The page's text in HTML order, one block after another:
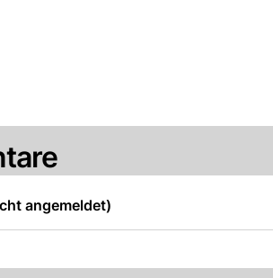
angemeldet)